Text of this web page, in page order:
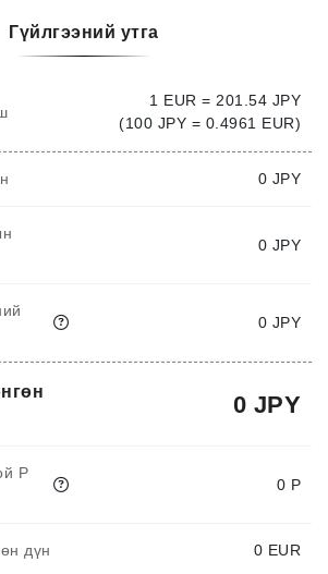
Гүйлгээний утга
1 EUR = 201.54 JPY
(100 JPY = 0.4961 EUR)
0 JPY
0 JPY
0 JPY
0 JPY
P
0 P
дүн 0 EUR